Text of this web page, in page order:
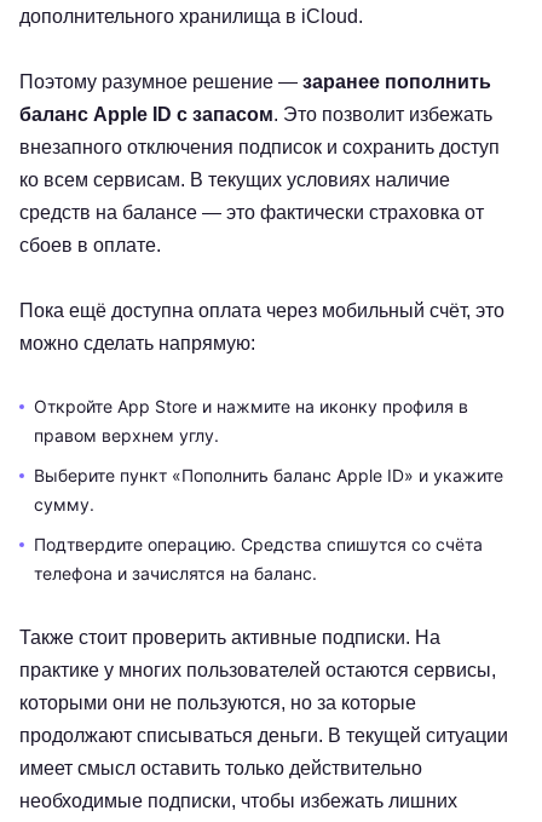
дополнительного хранилища в iCloud.
Поэтому разумное решение — заранее пополнить
баланс Apple ID с запасом. Это позволит избежать
внезапного отключения подписок и сохранить доступ
ко всем сервисам. В текущих условиях наличие
средств на балансе — это фактически страховка от
сбоев в оплате.
Пока ещё доступна оплата через мобильный счёт, это
можно сделать напрямую:
Откройте App Store и нажмите на иконку профиля в
правом верхнем углу.
Выберите пункт «Пополнить баланс Apple ID» и укажите
сумму.
Подтвердите операцию. Средства спишутся со счёта
телефона и зачислятся на баланс.
Также стоит проверить активные подписки. На
практике у многих пользователей остаются сервисы,
которыми они не пользуются, но за которые
продолжают списываться деньги. В текущей ситуации
имеет смысл оставить только действительно
необходимые подписки, чтобы избежать лишних